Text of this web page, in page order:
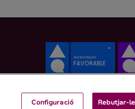
Configuració Rebutjar-